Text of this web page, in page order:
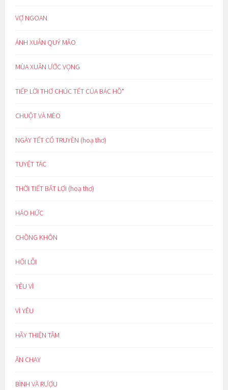
VỢ NGOAN
ÁNH XUÂN QUÝ MÃO
MÙA XUÂN ƯỚC VỌNG
TIẾP LỜI THƠ CHÚC TẾT CỦA BÁC HỒ*
CHUỘT VÀ MÈO
NGÀY TẾT CỔ TRUYỀN (hoạ thơ)
TUYỆT TÁC
THỜI TIẾT BẤT LỢI (hoạ thơ)
HÁO HỨC
CHỒNG KHÔN
HỐI LỖI
YÊU VÌ
VÌ YÊU
HÃY THIỆN TÂM
ĂN CHAY
BÌNH VÀ RƯỢU